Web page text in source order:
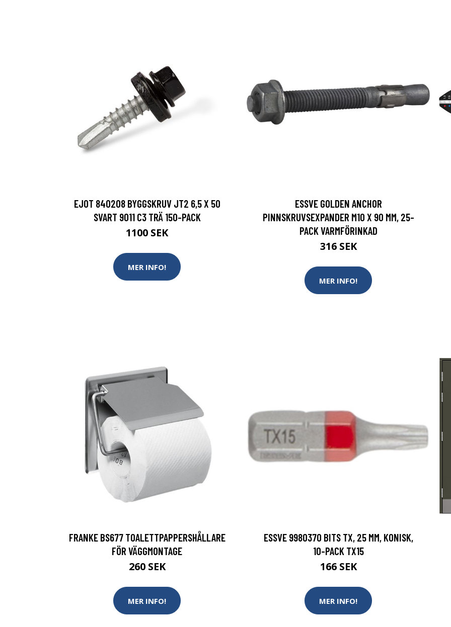
EJOT 840208 BYGGSKRUV JT2 6,5 X 50
SVART 9011 C3 TRÄ 150-PACK
1100 SEK
MER INFO!
ESSVE GOLDEN ANCHOR
PINNSKRUVSEXPANDER M10 X 90 MM, 25-
PACK VARMFÖRINKAD
316 SEK
MER INFO!
FRANKE BS677 TOALETTPAPPERSHÅLLARE
FÖR VÄGGMONTAGE
260 SEK
MER INFO!
ESSVE 9980370 BITS TX, 25 MM, KONISK,
10-PACK TX15
166 SEK
MER INFO!